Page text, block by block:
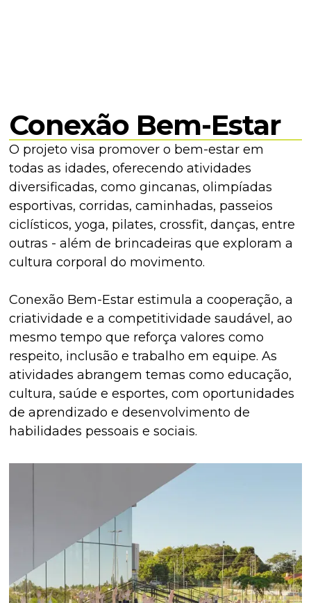
Conexão Bem-Estar
O projeto visa promover o bem-estar em
todas as idades, oferecendo atividades
diversificadas, como gincanas, olimpíadas
esportivas, corridas, caminhadas, passeios
ciclísticos, yoga, pilates, crossfit, danças, entre
outras - além de brincadeiras que exploram a
cultura corporal do movimento.
Conexão Bem-Estar estimula a cooperação, a
criatividade e a competitividade saudável, ao
mesmo tempo que reforça valores como
respeito, inclusão e trabalho em equipe. As
atividades abrangem temas como educação,
cultura, saúde e esportes, com oportunidades
de aprendizado e desenvolvimento de
habilidades pessoais e sociais.